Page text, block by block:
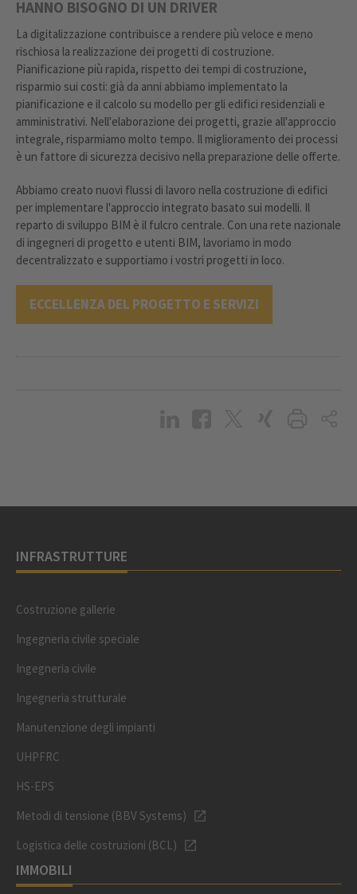
HANNO BISOGNO DI UN DRIVER
La digitalizzazione contribuisce a rendere più veloce e meno
rischiosa la realizzazione dei progetti di costruzione.
Pianificazione più rapida, rispetto dei tempi di costruzione,
risparmio sui costi: già da anni abbiamo implementato la
pianificazione e il calcolo su modello per gli edifici residenziali e
amministrativi. Nell'elaborazione dei progetti, grazie all'approccio
integrale, risparmiamo molto tempo. Il miglioramento dei processi
è un fattore di sicurezza decisivo nella preparazione delle offerte.
Abbiamo creato nuovi flussi di lavoro nella costruzione di edifici
per implementare l'approccio integrato basato sui modelli. Il
reparto di sviluppo BIM è il fulcro centrale. Con una rete nazionale
di ingegneri di progetto e utenti BIM, lavoriamo in modo
decentralizzato e supportiamo i vostri progetti in loco.
ECCELLENZA DEL PROGETTO E SERVIZI
INFRASTRUTTURE
Costruzione gallerie
Ingegneria civile speciale
Ingegneria civile
Ingegneria strutturale
Manutenzione degli impianti
UHPFRC
HS-EPS
Metodi di tensione (BBV Systems)
Logistica delle costruzioni (BCL)
IMMOBILI